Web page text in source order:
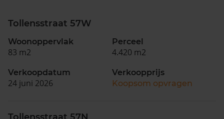
Tollensstraat 57W
Woonoppervlak
83 m2
Perceel
4.420 m2
Verkoopdatum
24 juni 2026
Verkoopprijs
Koopsom opvragen
Tollensstraat 57N